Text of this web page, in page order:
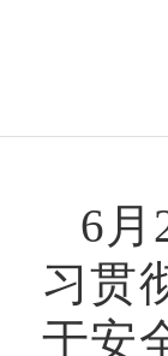
6月
习贯
于安